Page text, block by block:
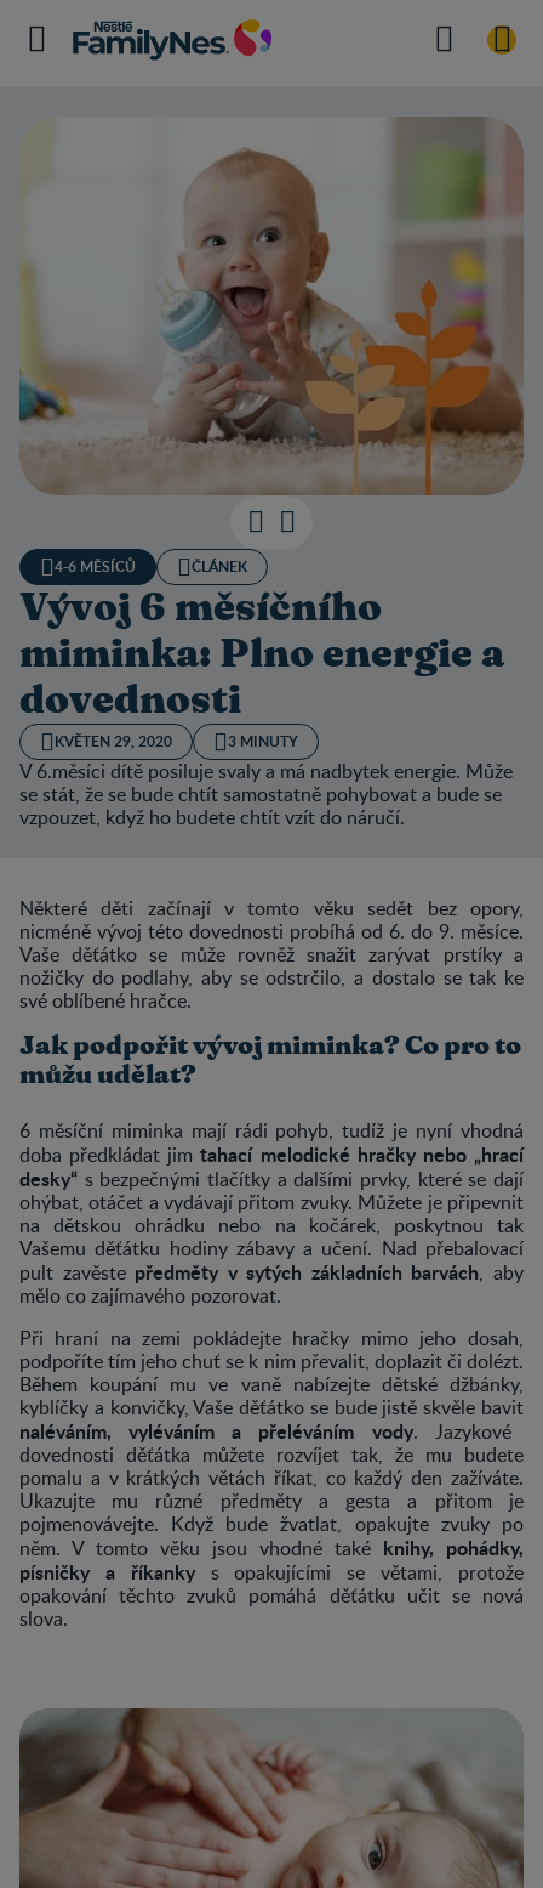
4-6 MĚSÍCŮ ČLÁNEK
Vývoj 6 měsíčního
miminka: Plno energie a
dovednosti
KVĚTEN 29, 2020 3 MINUTY
V 6.měsíci dítě posiluje svaly a má nadbytek energie. Může
se stát, že se bude chtít samostatně pohybovat a bude se
vzpouzet, když ho budete chtít vzít do náručí.
Některé děti začínají v tomto věku sedět bez opory,
nicméně vývoj této dovednosti probíhá od 6. do 9. měsíce.
Vaše děťátko se může rovněž snažit zarývat prstíky a
nožičky do podlahy, aby se odstrčilo, a dostalo se tak ke
své oblíbené hračce.
Jak podpořit vývoj miminka? Co pro to
můžu udělat?
6 měsíční miminka mají rádi pohyb, tudíž je nyní vhodná
doba předkládat jimtahací melodické hračky nebo „hrací
desky“ s bezpečnými tlačítky a dalšími prvky, které se dají
ohýbat, otáčet a vydávají přitom zvuky. Můžete je připevnit
na dětskou ohrádku nebo na kočárek, poskytnou tak
Vašemu děťátku hodiny zábavy a učení. Nad přebalovací
pult zavěste předměty v sytých základních barvách, aby
mělo co zajímavého pozorovat.
Při hraní na zemi pokládejte hračky mimo jeho dosah,
podpoříte tím jeho chuť se k nim převalit, doplazit či dolézt.
Během koupání mu ve vaně nabízejte dětské džbánky,
kyblíčky a konvičky, Vaše děťátko se bude jistě skvěle bavit
naléváním, vyléváním a přeléváním vody. Jazykové
dovednosti děťátka můžete rozvíjet tak, že mu budete
pomalu a v krátkých větách říkat, co každý den zažíváte.
Ukazujte mu různé předměty a gesta a přitom je
pojmenovávejte. Když bude žvatlat, opakujte zvuky po
něm. V tomto věku jsou vhodné také knihy, pohádky,
písničky a říkankys opakujícími se větami, protože
opakování těchto zvuků pomáhá děťátku učit se nová
slova.